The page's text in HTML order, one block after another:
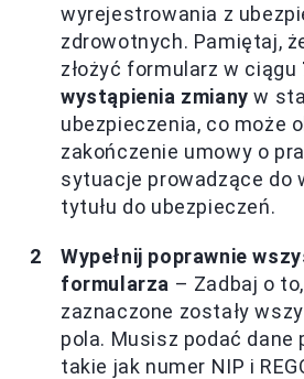
wyrejestrowania z
zdrowotnych. Pamiętaj,
złożyć formularz w ciągu
wystąpienia zmiany w
ubezpieczenia, co może
zakończenie umowy o
sytuacje prowadzące do
tytułu do ubezpieczeń.
Wypełnij poprawnie
formularza – Zadbaj o
zaznaczone zostały
pola. Musisz podać dane
takie jak numer NIP i